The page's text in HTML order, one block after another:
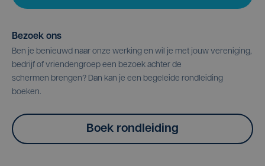
Bezoek ons
Ben je benieuwd naar onze werking en wil je met jouw vereniging,
bedrijf of vriendengroep een bezoek achter de
schermen brengen? Dan kan je een begeleide rondleiding
boeken.
Boek rondleiding